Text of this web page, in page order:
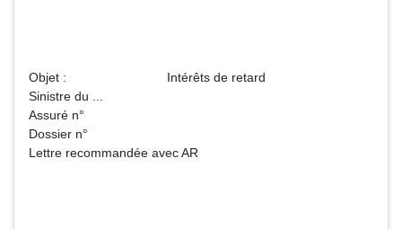
Objet : Intérêts de retard
Sinistre du ...
Assuré n°
Dossier n°
Lettre recommandée avec AR